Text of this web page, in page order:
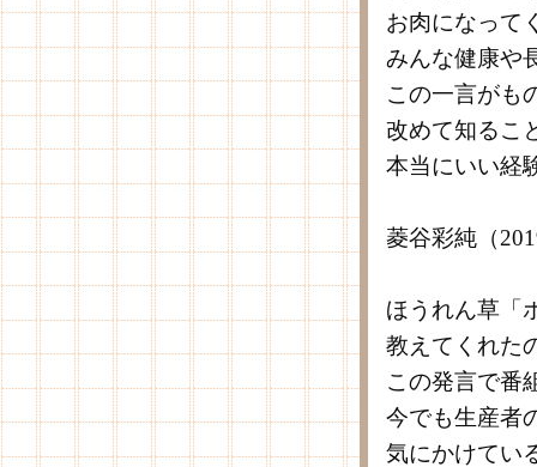
お肉になって
みんな健康や
この一言がも
改めて知るこ
本当にいい経
菱谷彩純（
ほうれん草「
教えてくれた
この発言で番
今でも生産者
気にかけてい